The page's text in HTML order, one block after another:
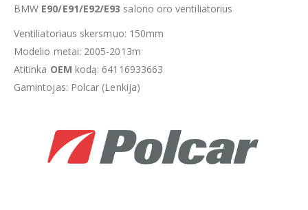
BMW E90/E91/E92/E93 salono oro ventiliatorius
Ventiliatoriaus skersmuo: 150mm
Modelio metai: 2005-2013m
Atitinka OEM kodą: 64116933663
Gamintojas: Polcar (Lenkija)